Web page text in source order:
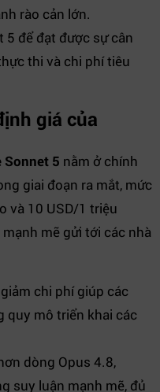
rào cản lớn.
để đạt được sự cân
thi và chi phí tiêu
giá của
Sonnet 5 nằm ở chính
giai đoạn ra mắt, mức
và 10 USD/1 triệu
mẽ gửi tới các nhà
chi phí giúp các
quy mô triển khai các
dòng Opus 4.8,
suy luận mạnh mẽ, đủ